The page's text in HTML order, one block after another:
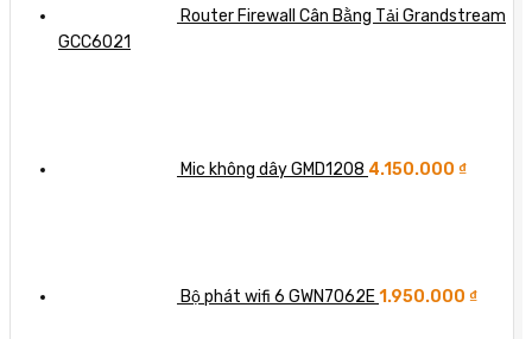
Router Firewall Cân Bằng Tải Grandstream
GCC6021
Mic không dây GMD1208 4.150.000 ₫
Bộ phát wifi 6 GWN7062E1.950.000 ₫